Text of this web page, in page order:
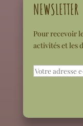
NEWSLETTER
Pour recevoir
activités et les